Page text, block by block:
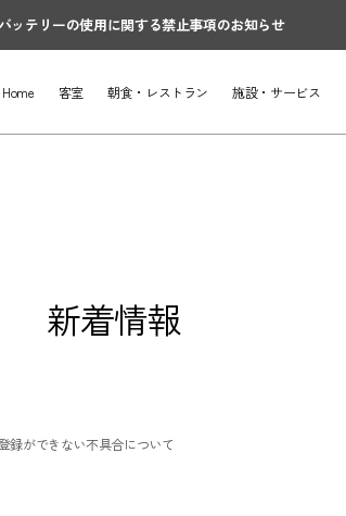
ッテリーの使用に関する禁止事項のお知らせ
Home 客室 朝食・レストラン 施設・サービス
新着情報
録ができない不具合について